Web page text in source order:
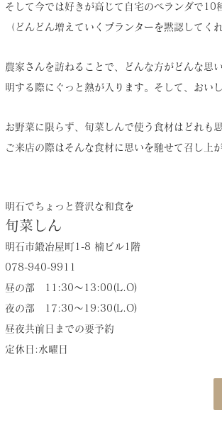
そして今では好きが高じて自宅のベランダで10
（どんどん増えていくプランターを黙認してく
農家さんを訪ねることで、どんな方がどんな思
明する際にぐっと熱が入ります。そして、おい
お野菜に限らず、旬菜しんで使う食材はどれも
ご来店の際はそんな食材に思いを馳せて召し上
明石でちょっと贅沢な和食を
旬菜しん
明石市鍛冶屋町1-8 楠ビル1階
078-940-9911
昼の部　11:30〜13:00(L.O)
夜の部　17:30〜19:30(L.O)
昼夜共前日までの要予約
定休日:水曜日